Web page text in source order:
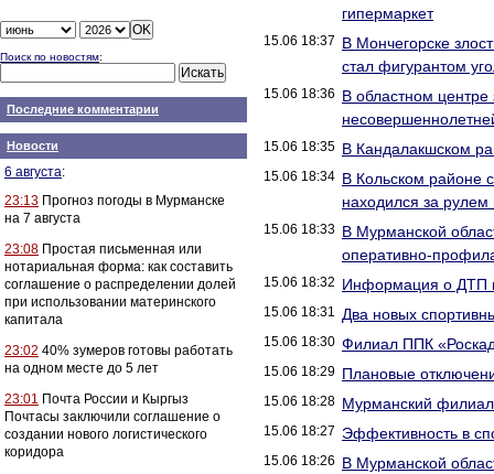
Поиск по новостям:
Последние комментарии
Новости
6 августа:
23:13 Прогноз погоды в Мурманске
на 7 августа
23:08 Простая письменная или
нотариальная форма: как составить
соглашение о распределении долей
при использовании материнского
капитала
23:02 40% зумеров готовы работать
на одном месте до 5 лет
23:01 Почта России и Кыргыз
Почтасы заключили соглашение о
создании нового логистического
коридора
гипермаркет
15.06 18:37 В Мончегорске
стал фигурантом
15.06 18:36 В областном
15.06 18:35 В Кандалакшском
15.06 18:34 В Кольском районе
находился за рулем
15.06 18:33 В Мурманской
оперативно-
15.06 18:32 Информация о ДТП
15.06 18:31 Два новых
15.06 18:30 Филиал ППК
15.06 18:29 Плановые
15.06 18:28 Мурманский
15.06 18:27 Эффективность в
15.06 18:26 В Мурманской